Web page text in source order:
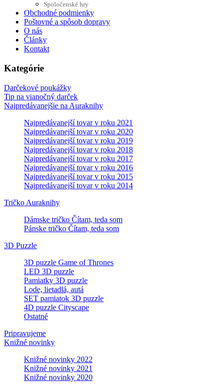
Spoločenské hry
Obchodné podmienky
Poštovné a spôsob dopravy
O nás
Články
Kontakt
Kategórie
Darčekové poukážky
Tip na vianočný darček
Najpredávanejšie na Auraknihy
Najpredávanejší tovar v roku 2021
Najpredávanejší tovar v roku 2020
Najpredávanejší tovar v roku 2019
Najpredávanejší tovar v roku 2018
Najpredávanejší tovar v roku 2017
Najpredávanejší tovar v roku 2016
Najpredávanejší tovar v roku 2015
Najpredávanejší tovar v roku 2014
Tričko Auraknihy
Dámske tričko Čítam, teda som
Pánske tričko Čítam, teda som
3D Puzzle
3D puzzle Game of Thrones
LED 3D puzzle
Pamiatky 3D puzzle
Lode, lietadlá, autá
SET pamiatok 3D puzzle
4D puzzle Cityscape
Ostatné
Pripravujeme
Knižné novinky
Knižné novinky 2022
Knižné novinky 2021
Knižné novinky 2020